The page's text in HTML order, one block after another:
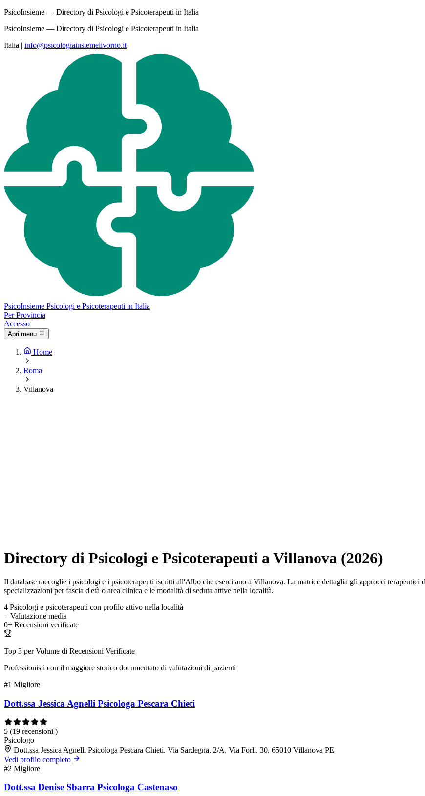
PsicoInsieme — Directory di Psicologi e Psicoterapeuti in Italia
PsicoInsieme — Directory di Psicologi e Psicoterapeuti in Italia
Italia | info@psicologiainsiemelivorno.it
PsicoInsieme Psicologi e Psicoterapeuti in Italia
Per Provincia
Accesso
Apri menu
Home
Roma
Villanova
Directory di Psicologi e Psicoterapeuti a Villanova (2026)
Il database raccoglie i psicologi e i psicoterapeuti iscritti all'Albo che esercitano a Villanova. La matrice dettaglia gli approcci
specializzazioni per fascia d'età o area clinica e le modalità di seduta attive nella località.
4 Psicologi e psicoterapeuti con profilo attivo nella località
+ Valutazione media
0+ Recensioni verificate
Top 3 per Volume di Recensioni Verificate
Professionisti con il maggiore storico documentato di valutazioni di pazienti
#1 Migliore
Dott.ssa Jessica Agnelli Psicologa Pescara Chieti
5 (19 recensioni )
Psicologo
Dott.ssa Jessica Agnelli Psicologa Pescara Chieti, Via Sardegna, 2/A, Via Forlì, 30, 65010 Villanova PE
Vedi profilo completo
#2 Migliore
Dott.ssa Denise Sbarra Psicologa Castenaso